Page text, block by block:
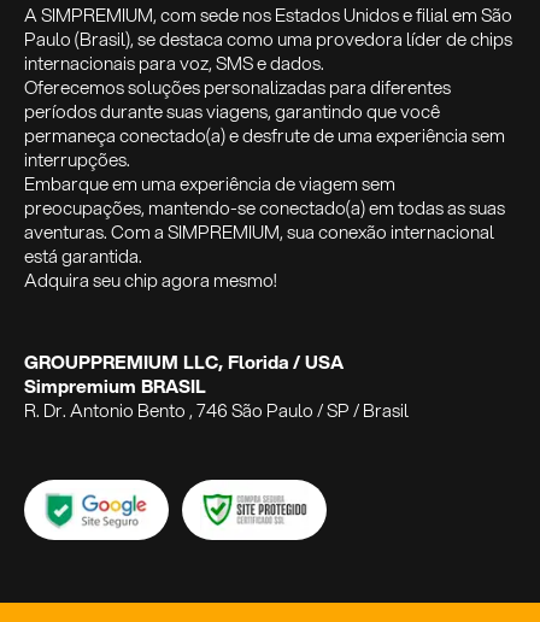
A SIMPREMIUM, com sede nos Estados Unidos e filial em São
Paulo (Brasil), se destaca como uma provedora líder de chips
internacionais para voz, SMS e dados.
Oferecemos soluções personalizadas para diferentes
períodos durante suas viagens, garantindo que você
permaneça conectado(a) e desfrute de uma experiência sem
interrupções.
Embarque em uma experiência de viagem sem
preocupações, mantendo-se conectado(a) em todas as suas
aventuras. Com a SIMPREMIUM, sua conexão internacional
está garantida.
Adquira seu chip agora mesmo!
GROUPPREMIUM LLC, Florida / USA
Simpremium BRASIL
R. Dr. Antonio Bento , 746 São Paulo / SP / Brasil